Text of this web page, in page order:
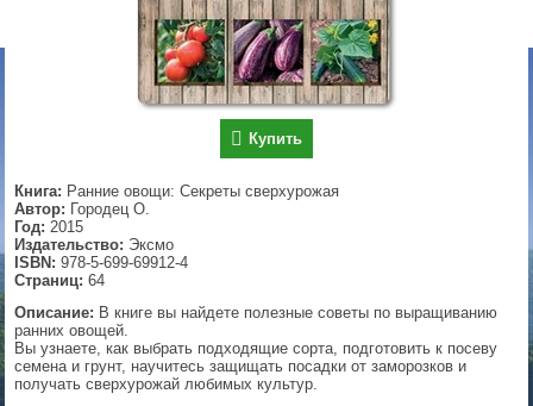
Купить
Книга: Ранние овощи: Секреты сверхурожая
Автор: Городец О.
Год: 2015
Издательство: Эксмо
ISBN: 978-5-699-69912-4
Страниц: 64
Описание: В книге вы найдете полезные советы по выращиванию
ранних овощей.
Вы узнаете, как выбрать подходящие сорта, подготовить к посеву
семена и грунт, научитесь защищать посадки от заморозков и
получать сверхурожай любимых культур.
▼
▼